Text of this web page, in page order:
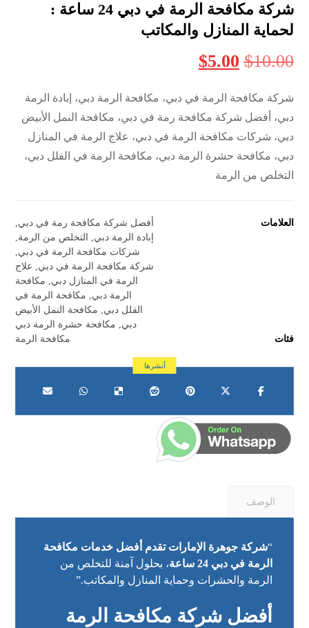
شركة مكافحة الرمة في دبي 24 ساعة :
لحماية المنازل والمكاتب
$10.00
$5.00
شركة مكافحة الرمة في دبي، مكافحة الرمة دبي، إبادة الرمة
دبي، أفضل شركة مكافحة رمة في دبي، مكافحة النمل الأبيض
دبي، شركات مكافحة الرمة في دبي، علاج الرمة في المنازل
دبي، مكافحة حشرة الرمة دبي، مكافحة الرمة في الفلل دبي،
التخلص من الرمة
العلامات أفضل شركة مكافحة رمة في دبي,
إبادة الرمة دبي, التخلص من الرمة,
شركات مكافحة الرمة في دبي,
شركة مكافحة الرمة في دبي, علاج
الرمة في المنازل دبي, مكافحة
الرمة دبي, مكافحة الرمة في
الفلل دبي, مكافحة النمل الأبيض
دبي, مكافحة حشرة الرمة دبي
فئات
مكافحة الرمة
الوصف
“شركة جوهرة الإمارات تقدم أفضل خدمات مكافحة
الرمة في دبي 24 ساعة
، بحلول آمنة للتخلص من
الرمة والحشرات وحماية المنازل والمكاتب.”
أفضل شركة مكافحة الرمة